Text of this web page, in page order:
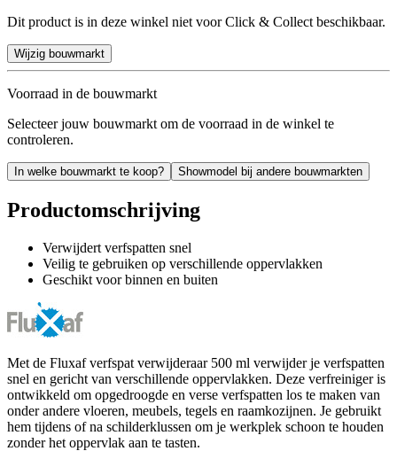
Dit product is in deze winkel niet voor Click & Collect beschikbaar.
Wijzig bouwmarkt
Voorraad in de bouwmarkt
Selecteer jouw bouwmarkt om de voorraad in de winkel te
controleren.
In welke bouwmarkt te koop? Showmodel bij andere bouwmarkten
Productomschrijving
Verwijdert verfspatten snel
Veilig te gebruiken op verschillende oppervlakken
Geschikt voor binnen en buiten
Met de Fluxaf verfspat verwijderaar 500 ml verwijder je verfspatten
snel en gericht van verschillende oppervlakken. Deze verfreiniger is
ontwikkeld om opgedroogde en verse verfspatten los te maken van
onder andere vloeren, meubels, tegels en raamkozijnen. Je gebruikt
hem tijdens of na schilderklussen om je werkplek schoon te houden
zonder het oppervlak aan te tasten.